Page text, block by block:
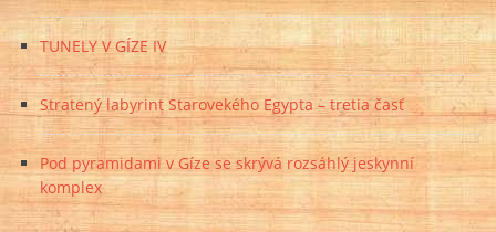
TUNELY V GÍZE IV
Stratený labyrint Starovekého Egypta – tretia časť
Pod pyramidami v Gíze se skrývá rozsáhlý jeskynní
komplex